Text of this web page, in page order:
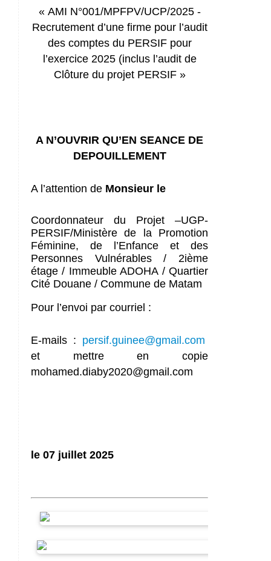
« AMI N°001/MPFPV/UCP/2025 -
Recrutement d’une firme pour l’audit
des comptes du PERSIF pour
l’exercice 2025 (inclus l’audit de
Clôture du projet PERSIF »
A N’OUVRIR QU’EN SEANCE DE
DEPOUILLEMENT
A l’attention de Monsieur le
Coordonnateur du Projet –UGP-
PERSIF/Ministère de la Promotion
Féminine, de l’Enfance et des
Personnes Vulnérables / 2ième
étage / Immeuble ADOHA / Quartier
Cité Douane / Commune de Matam
Pour l’envoi par courriel :
E-mails : persif.guinee@gmail.com
et mettre en copie
mohamed.diaby2020@gmail.com
le 07 juillet 2025